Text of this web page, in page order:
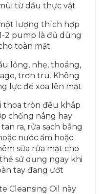
từ dầu thực vật
lượng thích hợp
2 pump là đủ dùng
toàn mặt
lỏng, nhẹ, thoáng,
trơn tru. Không
lực để xoa lên mặt
thoa tròn đều khắp
chống nắng hay
ra, rửa sạch bằng
nước ấm hoặc
sữa rửa mặt cho
thể sử dụng ngay khi
tay đang ướt
Cleansing Oil này